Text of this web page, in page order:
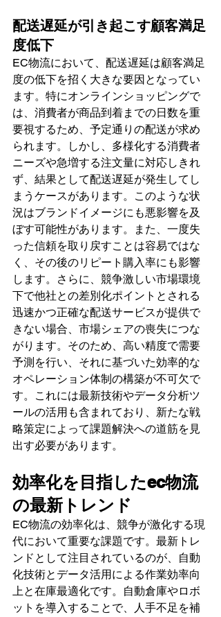
配送遅延が引き起こす顧客満足
度低下
EC物流において、配送遅延は顧客満足
度の低下を招く大きな要因となってい
ます。特にオンラインショッピングで
は、消費者が商品到着までの日数を重
要視するため、予定通りの配送が求め
られます。しかし、多様化する消費者
ニーズや急増する注文量に対応しきれ
ず、結果として配送遅延が発生してし
まうケースがあります。このような状
況はブランドイメージにも悪影響を及
ぼす可能性があります。また、一度失
った信頼を取り戻すことは容易ではな
く、その後のリピート購入率にも影響
します。さらに、競争激しい市場環境
下で他社との差別化ポイントとされる
迅速かつ正確な配送サービスが提供で
きない場合、市場シェアの喪失につな
がります。そのため、高い精度で需要
予測を行い、それに基づいた効率的な
オペレーション体制の構築が不可欠で
す。これには最新技術やデータ分析ツ
ールの活用も含まれており、新たな戦
略策定によって課題解決への道筋を見
出す必要があります。
効率化を目指したec物流
の最新トレンド
EC物流の効率化は、競争が激化する現
代において重要な課題です。最新トレ
ンドとして注目されているのが、自動
化技術とデータ活用による作業効率向
上と在庫最適化です。自動倉庫やロボ
ットを導入することで、人手不足を補